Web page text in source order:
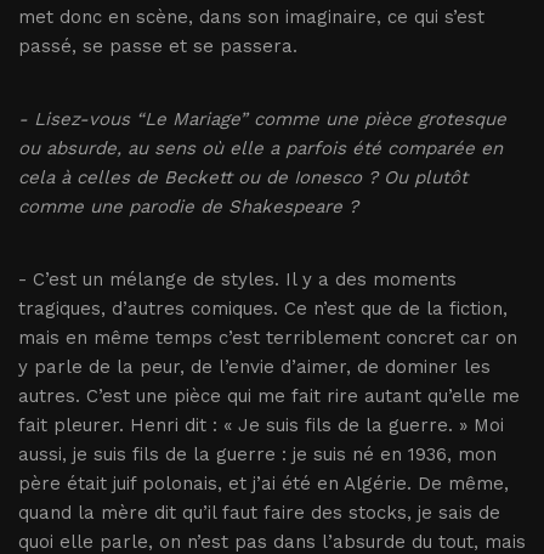
met donc en scène, dans son imaginaire, ce qui s’est
passé, se passe et se passera.
- Lisez-vous “Le Mariage” comme une pièce grotesque
ou absurde, au sens où elle a parfois été comparée en
cela à celles de Beckett ou de Ionesco ? Ou plutôt
comme une parodie de Shakespeare ?
- C’est un mélange de styles. Il y a des moments
tragiques, d’autres comiques. Ce n’est que de la fiction,
mais en même temps c’est terriblement concret car on
y parle de la peur, de l’envie d’aimer, de dominer les
autres. C’est une pièce qui me fait rire autant qu’elle me
fait pleurer. Henri dit : « Je suis fils de la guerre. » Moi
aussi, je suis fils de la guerre : je suis né en 1936, mon
père était juif polonais, et j’ai été en Algérie. De même,
quand la mère dit qu’il faut faire des stocks, je sais de
quoi elle parle, on n’est pas dans l’absurde du tout, mais